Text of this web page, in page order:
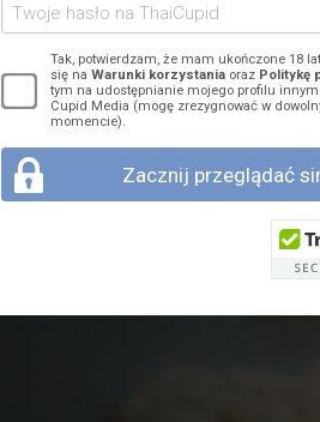
Tak, potwierdzam, że mam ukończone 18
się na Warunki korzystaniaoraz Politykę
tym na udostępnianie mojego profilu
Cupid Media (mogę zrezygnować w
momencie).
Zacznij przeglądać